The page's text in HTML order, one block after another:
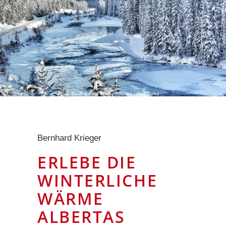
{{meta:keyvisual_title}}
© Banff & Lake Louise Tourism / Paul Zizka
Bernhard Krieger
ERLEBE DIE
WINTERLICHE
WÄRME
ALBERTAS